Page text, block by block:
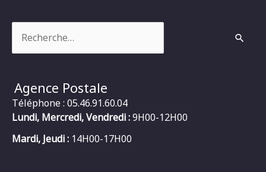
Agence Postale
Téléphone : 05.46.91.60.04
Lundi, Mercredi, Vendredi :9H00-12H00
Mardi, Jeudi : 14H00-17H00